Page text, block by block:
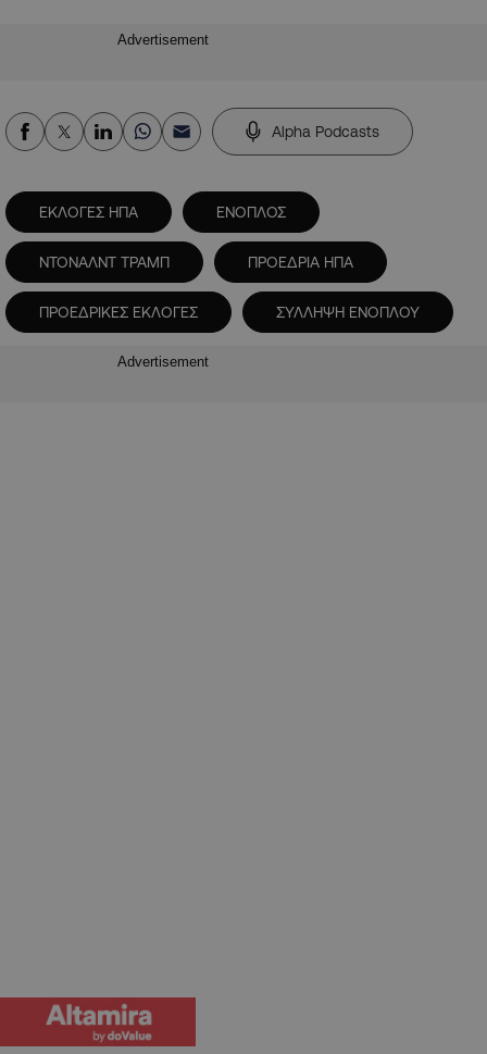
Advertisement
Alpha Podcasts
ΕΚΛΟΓΕΣ ΗΠΑ ΕΝΟΠΛΟΣ
ΝΤΟΝΑΛΝΤ ΤΡΑΜΠ ΠΡΟΕΔΡΙΑ ΗΠΑ
ΠΡΟΕΔΡΙΚΕΣ ΕΚΛΟΓΕΣ ΣΥΛΛΗΨΗ ΕΝΟΠΛΟΥ
Advertisement